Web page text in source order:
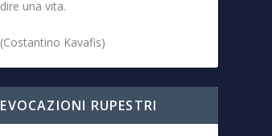
dire una vita.
(Costantino Kavafis)
EVOCAZIONI RUPESTRI